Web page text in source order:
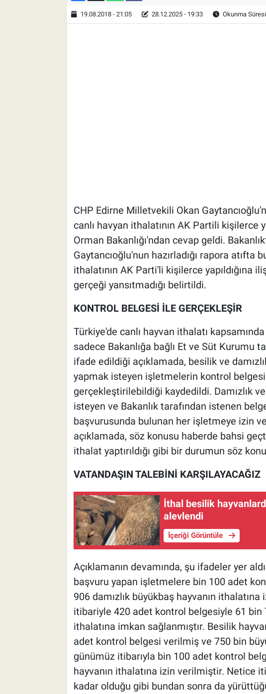
19.08.2018 - 21:05 28.12.2025 - 19:33 Okunma
CHP Edirne Milletvekili Okan
canlı havyan ithalatının AK Partili kişilerce
Orman Bakanlığı'ndan cevap geldi.
Gaytancıoğlu'nun hazırladığı rapora atıfta
ithalatının AK Parti'li kişilerce yapıldığına
gerçeği yansıtmadığı belirtildi.
KONTROL BELGESİ İLE GERÇEKLEŞİR
Türkiye'de canlı hayvan ithalatı
sadece Bakanlığa bağlı Et ve Süt Kurumu
ifade edildiği açıklamada, besilik ve
yapmak isteyen işletmelerin kontrol
gerçekleştirilebildiği kaydedildi. Damızlık
isteyen ve Bakanlık tarafından istenen
başvurusunda bulunan her işletmeye izin
açıklamada, söz konusu haberde bahsi
ithalat yaptırıldığı gibi bir durumun söz
VATANDAŞIN TALEBİNİ KARŞILAYACAĞIZ
İthal besilik
alevlendi
İçeriği Görüntüle
Açıklamanın devamında, şu ifadeler yer
başvuru yapan işletmelere bin 100 adet
906 damızlık büyükbaş hayvanın
itibariyle 420 adet kontrol belgesiyle 61 bin
ithalatına imkan sağlanmıştır. Besilik
adet kontrol belgesi verilmiş ve 750 bin
günümüz itibarıyla bin 100 adet kontrol
hayvanın ithalatına izin verilmiştir. Netice
kadar olduğu gibi bundan sonra da